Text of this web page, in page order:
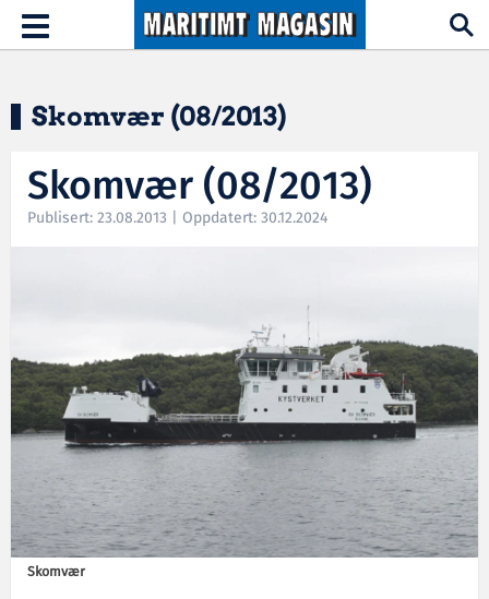
Hopp til hovedinnhold
Toggle
navigation
Skomvær (08/2013)
Skomvær (08/2013)
Publisert: 23.08.2013 | Oppdatert: 30.12.2024
Skomvær